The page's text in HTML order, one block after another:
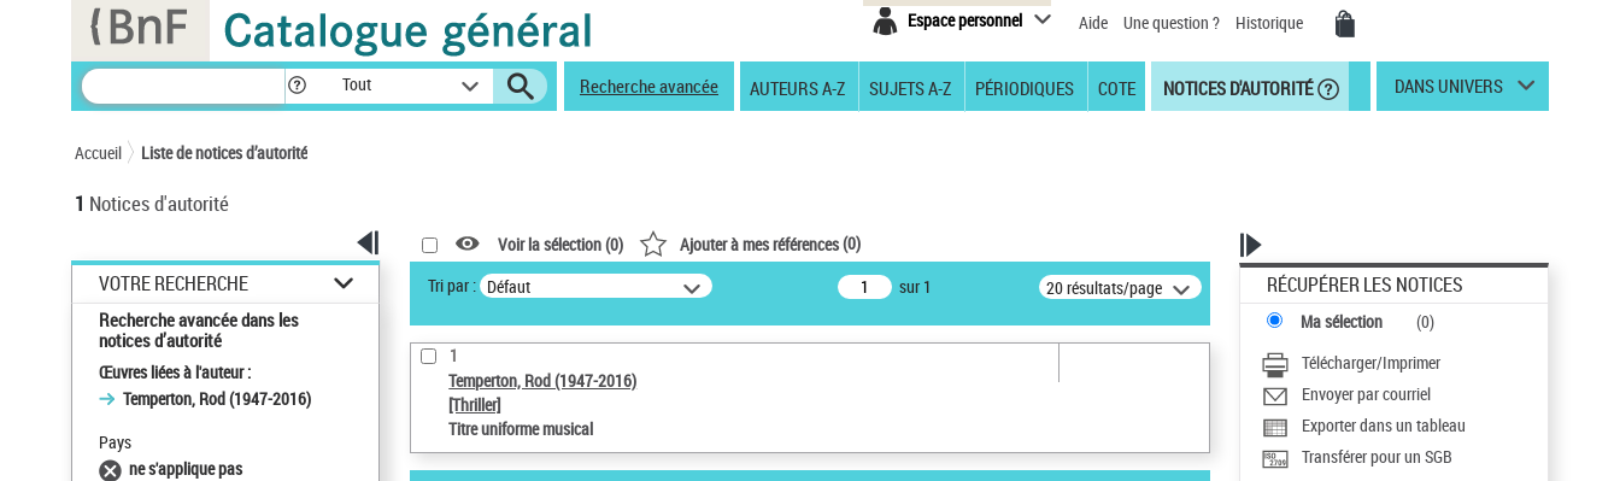
Espace personnel Aide Une question ? Historique
Tout Recherche avancée AUTEURS A-Z SUJETS A-Z PÉRIODIQUES COTE NOTICES D'AUTORITÉ DANS UNIVERS
Accueil Liste de notices d’autorité
1 Notices d'autorité
VOTRE RECHERCHE
Recherche avancée dans les
notices d’autorité
Œuvres liées à l'auteur :
Temperton, Rod (1947-2016)
Pays
ne s'applique pas
Voir la sélection (0) Ajouter à mes références(0)
Tri par : Défaut sur 1 20 résultats/page
1
Temperton, Rod (1947-2016)
[Thriller]
Titre uniforme musical
RÉCUPÉRER LES NOTICES
Ma sélection (0)
Télécharger/Imprimer
Envoyer par courriel
Exporter dans un tableau
Transférer pour un SGB
Panneau de gestion des cookies